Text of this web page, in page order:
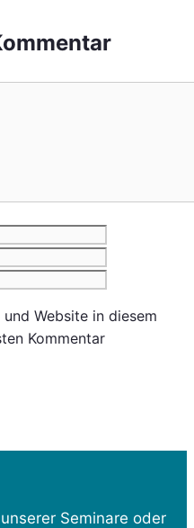
Website in diesem
Kommentar
Seminare oder